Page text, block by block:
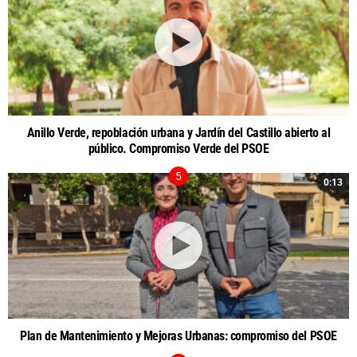
Anillo Verde, repoblación urbana y Jardín del Castillo abierto al
público. Compromiso Verde del PSOE
0:13
Plan de Mantenimiento y Mejoras Urbanas: compromiso del PSOE